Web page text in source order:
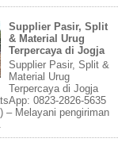
Supplier Pasir, Split
& Material Urug
Terpercaya di Jogja
Supplier Pasir, Split &
Material Urug
Terpercaya di Jogja
0823-2826-5635
– Melayani pengiriman